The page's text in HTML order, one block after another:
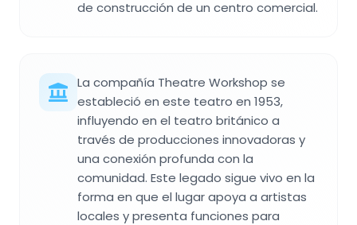
de construcción de un centro comercial.
La compañía Theatre Workshop se
estableció en este teatro en 1953,
influyendo en el teatro británico a
través de producciones innovadoras y
una conexión profunda con la
comunidad. Este legado sigue vivo en la
forma en que el lugar apoya a artistas
locales y presenta funciones para